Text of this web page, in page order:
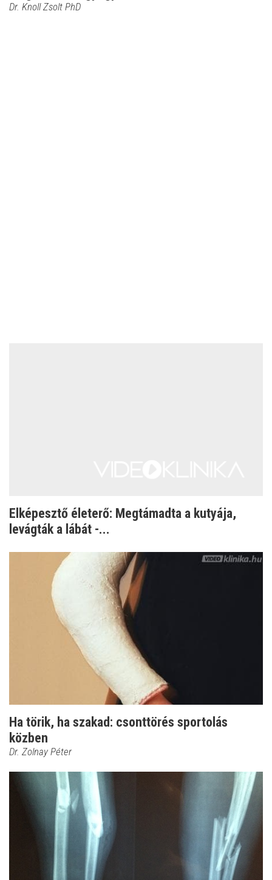
Dr. Knoll Zsolt PhD
Elképesztő életerő: Megtámadta a kutyája,
levágták a lábát -...
Ha törik, ha szakad: csonttörés sportolás
közben
Dr. Zolnay Péter